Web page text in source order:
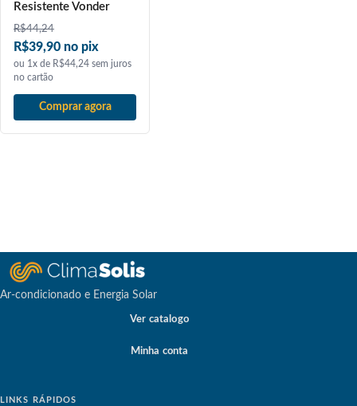
Resistente Vonder
R$44,24
R$39,90 no pix
ou 1x de R$44,24 sem juros
no cartão
Comprar agora
Ar-condicionado e Energia Solar
Ver catalogo
Minha conta
LINKS RÁPIDOS